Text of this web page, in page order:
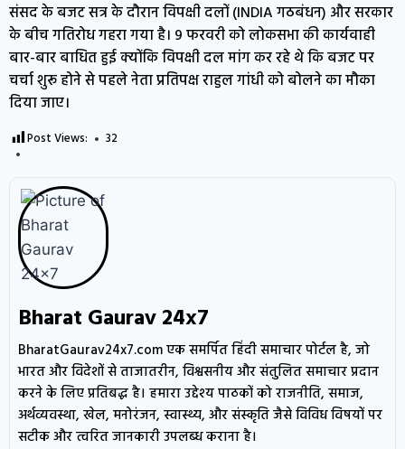
संसद के बजट सत्र के दौरान विपक्षी दलों (INDIA गठबंधन) और सरकार
के बीच गतिरोध गहरा गया है। 9 फरवरी को लोकसभा की कार्यवाही
बार-बार बाधित हुई क्योंकि विपक्षी दल मांग कर रहे थे कि बजट पर
चर्चा शुरू होने से पहले नेता प्रतिपक्ष राहुल गांधी को बोलने का मौका
दिया जाए।
Post Views: 32
Bharat Gaurav 24x7
BharatGaurav24x7.com एक समर्पित हिंदी समाचार पोर्टल है, जो
भारत और विदेशों से ताजातरीन, विश्वसनीय और संतुलित समाचार प्रदान
करने के लिए प्रतिबद्ध है। हमारा उद्देश्य पाठकों को राजनीति, समाज,
अर्थव्यवस्था, खेल, मनोरंजन, स्वास्थ्य, और संस्कृति जैसे विविध विषयों पर
सटीक और त्वरित जानकारी उपलब्ध कराना है।